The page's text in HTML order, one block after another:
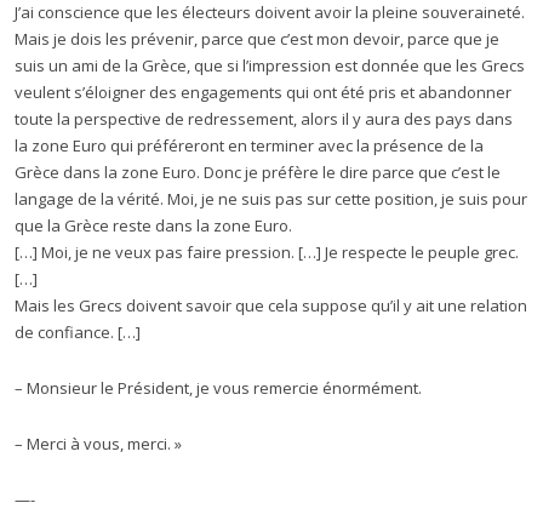
J’ai conscience que les électeurs doivent avoir la pleine souveraineté.
Mais je dois les prévenir, parce que c’est mon devoir, parce que je
suis un ami de la Grèce, que si l’impression est donnée que les Grecs
veulent s’éloigner des engagements qui ont été pris et abandonner
toute la perspective de redressement, alors il y aura des pays dans
la zone Euro qui préféreront en terminer avec la présence de la
Grèce dans la zone Euro. Donc je préfère le dire parce que c’est le
langage de la vérité. Moi, je ne suis pas sur cette position, je suis pour
que la Grèce reste dans la zone Euro.
[…] Moi, je ne veux pas faire pression. […] Je respecte le peuple grec.
[…]
Mais les Grecs doivent savoir que cela suppose qu’il y ait une relation
de confiance. […]
– Monsieur le Président, je vous remercie énormément.
– Merci à vous, merci. »
—-